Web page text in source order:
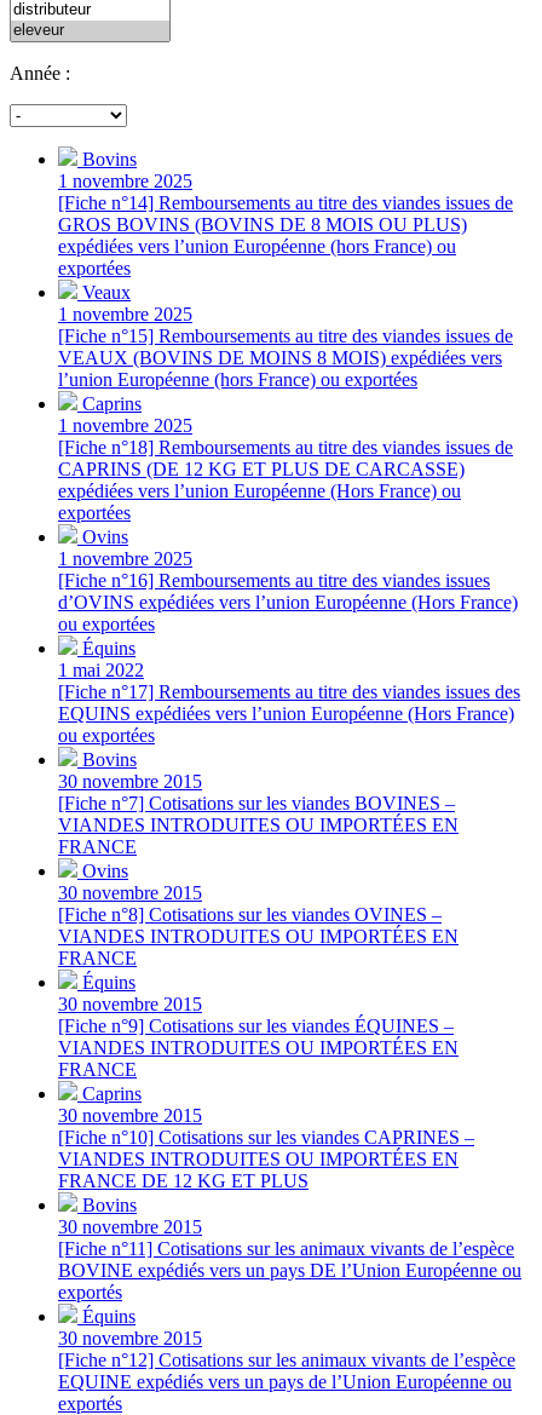
Année :
Bovins
1 novembre 2025
[Fiche n°14] Remboursements au titre des viandes issues de
GROS BOVINS (BOVINS DE 8 MOIS OU PLUS)
expédiées vers l’union Européenne (hors France) ou
exportées
Veaux
1 novembre 2025
[Fiche n°15] Remboursements au titre des viandes issues de
VEAUX (BOVINS DE MOINS 8 MOIS) expédiées vers
l’union Européenne (hors France) ou exportées
Caprins
1 novembre 2025
[Fiche n°18] Remboursements au titre des viandes issues de
CAPRINS (DE 12 KG ET PLUS DE CARCASSE)
expédiées vers l’union Européenne (Hors France) ou
exportées
Ovins
1 novembre 2025
[Fiche n°16] Remboursements au titre des viandes issues
d’OVINS expédiées vers l’union Européenne (Hors France)
ou exportées
Équins
1 mai 2022
[Fiche n°17] Remboursements au titre des viandes issues des
EQUINS expédiées vers l’union Européenne (Hors France)
ou exportées
Bovins
30 novembre 2015
[Fiche n°7] Cotisations sur les viandes BOVINES –
VIANDES INTRODUITES OU IMPORTÉES EN
FRANCE
Ovins
30 novembre 2015
[Fiche n°8] Cotisations sur les viandes OVINES –
VIANDES INTRODUITES OU IMPORTÉES EN
FRANCE
Équins
30 novembre 2015
[Fiche n°9] Cotisations sur les viandes ÉQUINES –
VIANDES INTRODUITES OU IMPORTÉES EN
FRANCE
Caprins
30 novembre 2015
[Fiche n°10] Cotisations sur les viandes CAPRINES –
VIANDES INTRODUITES OU IMPORTÉES EN
FRANCE DE 12 KG ET PLUS
Bovins
30 novembre 2015
[Fiche n°11] Cotisations sur les animaux vivants de l’espèce
BOVINE expédiés vers un pays DE l’Union Européenne ou
exportés
Équins
30 novembre 2015
[Fiche n°12] Cotisations sur les animaux vivants de l’espèce
EQUINE expédiés vers un pays de l’Union Européenne ou
exportés